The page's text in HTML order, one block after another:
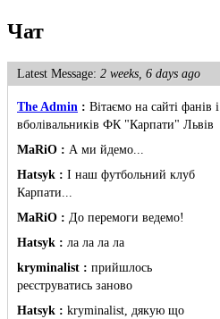
Чат
Latest Message: 2 weeks, 6 days ago
The Admin : Вітаємо на сайті фанів і
вболівальників ФК "Карпати" Львів
MaRiO : А ми йдемо...
Hatsyk : І наш футбольний клуб
Карпати...
MaRiO : До перемоги ведемо!
Hatsyk : ла ла ла ла
kryminalist : прийшлось
реєструватись заново
Hatsyk : kryminalist, дякую що